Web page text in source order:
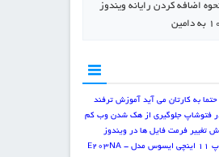
اضافه کردن رایانه ویندوز
۱۰ به دامین
آموزش ترفند
فتوشاپ جلوگیری از هک شدن وب کم
تغییر فرمت فایل ها در ویندوز
لپ تاپ 11 اینچی ایسوس مدل E203NA -